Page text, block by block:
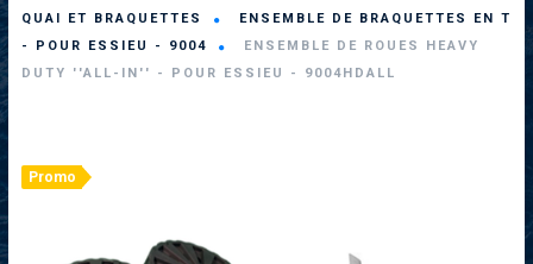
QUAI ET BRAQUETTES
ENSEMBLE DE BRAQUETTES EN T
- POUR ESSIEU - 9004
ENSEMBLE DE ROUES HEAVY
DUTY ''ALL-IN'' - POUR ESSIEU - 9004HDALL
Promo